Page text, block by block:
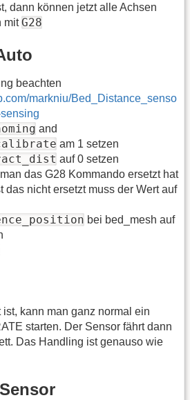
dann können jetzt alle Achsen
mitG28
beachten
markniu/Bed_Distance_senso
and
am 1 setzen
auf 0 setzen
das G28 Kommando ersetzt hat
das nicht ersetzt muss der Wert auf
bei bed_mesh auf
kann man ganz normal ein
starten. Der Sensor fährt dann
Das Handling ist genauso wie